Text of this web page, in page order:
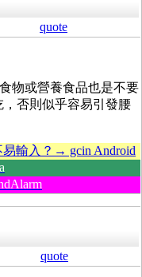
quote
物或營養食品也是不要
否則似乎容易引發腰
輸入？→ gcin Android
quote